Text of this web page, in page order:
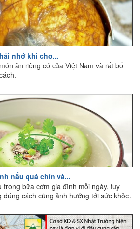
nhớ khi cho...
ăn riêng có của Việt Nam và rất bổ
nấu quá chín và...
trong bữa cơm gia đình mỗi ngày, tuy
đúng cách cũng ảnh hưởng tới sức khỏe.